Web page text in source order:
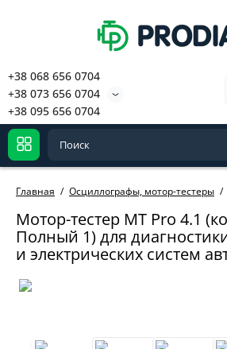
+38 068 656 0704
+38 073 656 0704
+38 095 656 0704
Главная Осциллографы, мотор-тестеры
Мотор-тестер MT Pro 4.1
Полный 1) для
и электрических систем